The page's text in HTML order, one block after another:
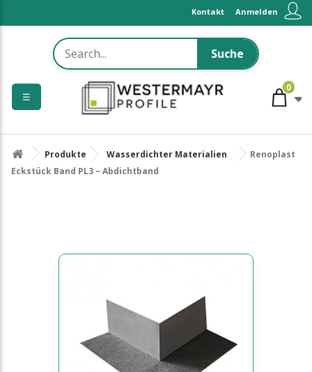
Anmelden
Kontakt
Suche
0
Produkte Wasserdichter Materialien
Renoplast
Eckstück Band PL3 – Abdichtband
☰